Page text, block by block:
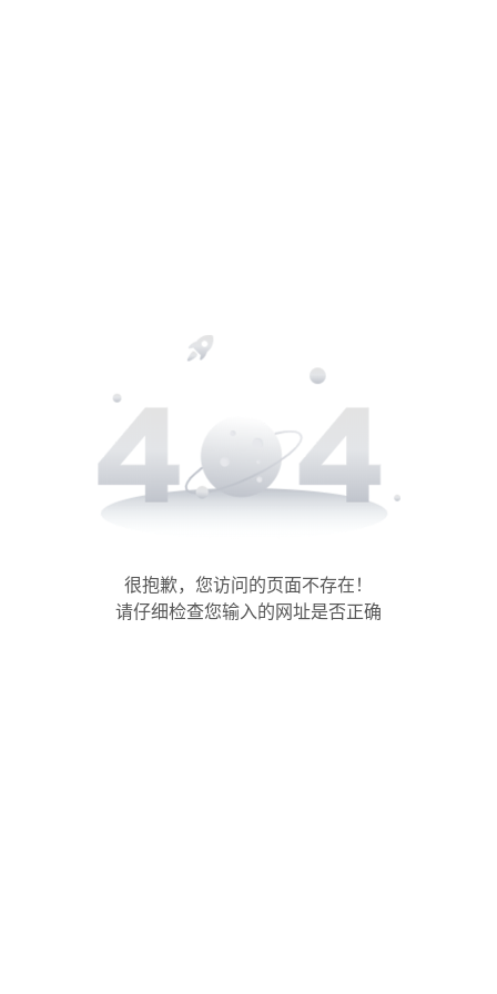
很抱歉，您访问的页面不存在！
请仔细检查您输入的网址是否正确